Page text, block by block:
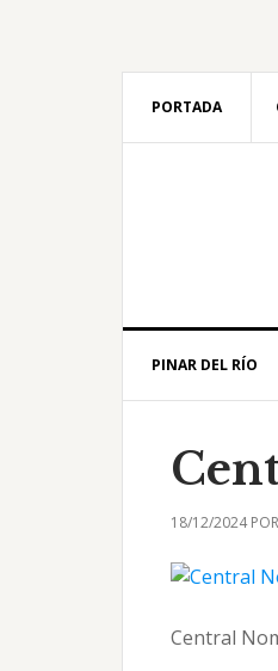
PORTADA
PINAR DEL RÍO
18/12/2024POR
Central